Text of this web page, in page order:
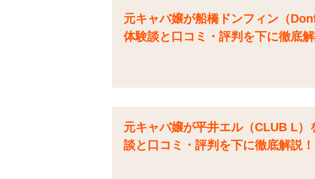
元キャバ嬢が船橋ドンフィン（
体験談と口コミ・評判を下に徹底解
元キャバ嬢が平井エル（CLUB L
談と口コミ・評判を下に徹底解説！